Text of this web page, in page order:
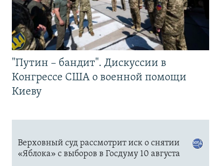
"Путин – бандит". Дискуссии в
Конгрессе США о военной помощи
Киеву